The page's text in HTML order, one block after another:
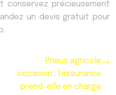
conservez précieusement
un devis gratuit pour
Pneus agricole
occasion : l’assurance
prend-elle en charge